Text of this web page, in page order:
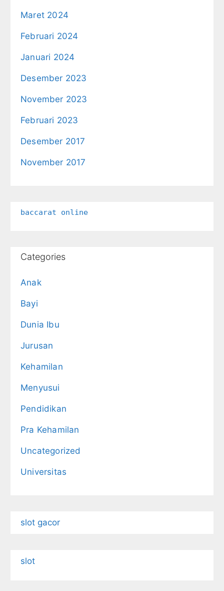
Maret 2024
Februari 2024
Januari 2024
Desember 2023
November 2023
Februari 2023
Desember 2017
November 2017
baccarat online
Categories
Anak
Bayi
Dunia Ibu
Jurusan
Kehamilan
Menyusui
Pendidikan
Pra Kehamilan
Uncategorized
Universitas
slot gacor
slot